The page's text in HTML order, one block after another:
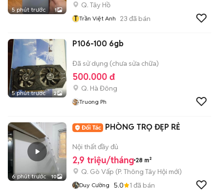
5 phút trước 1
Q. Tây Hồ
T Trần Việt Anh 23 đã bán
5 phút trước 2
P106-100 6gb
Đã sử dụng (chưa sửa chữa)
500.000 đ
Q. Hà Đông
Truong Ph
6 phút trước 10
PHÒNG TRỌ ĐẸP RẺ
Nội thất đầy đủ
2,9 triệu/tháng 28 m²
Q. Gò Vấp (P. Thông Tây Hội mới)
Duy Cường 5.0 1 đã bán